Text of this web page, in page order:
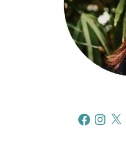
FacebookInstagram
X